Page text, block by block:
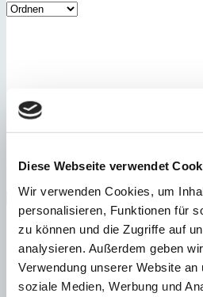
Diese Webseite verwendet
Wir verwenden Cookies, um
personalisieren, Funktionen für
zu können und die Zugriffe auf
analysieren. Außerdem geben
Verwendung unserer Website
soziale Medien, Werbung und
Binissalem
Moderne Neubaufinca mit
3.550.000
Ref
Immobilie anzeigen
Schlafzimmer 4 Badezimmer 4
Fläche 332 m²
Badezimmer
Fläche 332 m² Heizung